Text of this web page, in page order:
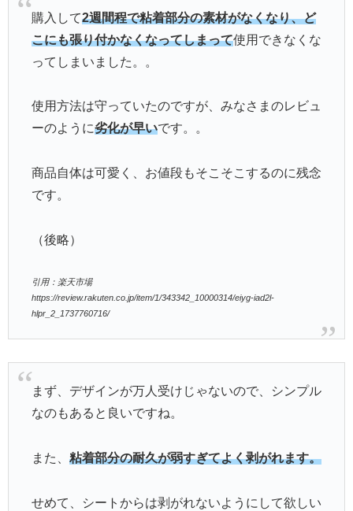
購入して2週間程で粘着部分の素材がなくなり、ど
こにも張り付かなくなってしまって使用できなくな
ってしまいました。。
使用方法は守っていたのですが、みなさまのレビュ
ーのように劣化が早いです。。
商品自体は可愛く、お値段もそこそこするのに残念
です。
（後略）
引用：楽天市場
https://review.rakuten.co.jp/item/1/343342_10000314/eiyg-iad2l-
hlpr_2_1737760716/
まず、デザインが万人受けじゃないので、シンプル
なのもあると良いですね。
また、 粘着部分の耐久が弱すぎてよく剥がれます。
せめて、シートからは剥がれないようにして欲しい